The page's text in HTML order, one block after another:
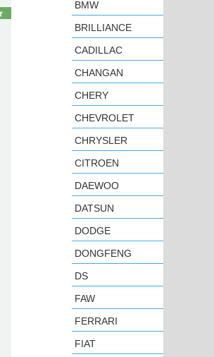
BMW
BRILLIANCE
CADILLAC
CHANGAN
CHERY
CHEVROLET
CHRYSLER
CITROEN
DAEWOO
DATSUN
DODGE
DONGFENG
DS
FAW
FERRARI
FIAT